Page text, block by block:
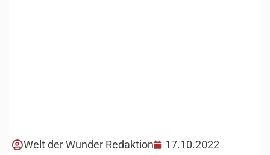
Welt der Wunder Redaktion
17.10.2022